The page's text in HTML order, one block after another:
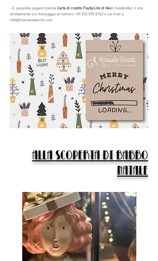
- E' possibile pagare tramite Carta di credito PaybyLink di Nexi chiedendoci il link
direttamente via messaggio al numero +39 333 595 8762 o via mail a
info@manuelabacchi.com
ALLA SCOPERTA DI BABBO
NATALE